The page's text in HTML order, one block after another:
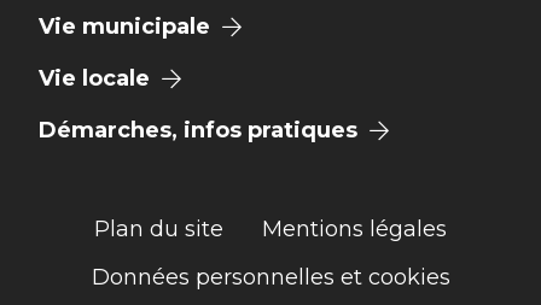
Vie municipale
Vie locale
Démarches, infos pratiques
Plan du site
Mentions légales
Données personnelles et cookies